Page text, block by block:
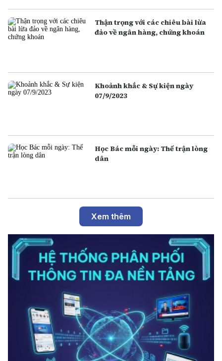
Thận trọng với các chiêu bài lừa
đảo về ngân hàng, chứng khoán
Khoảnh khắc & Sự kiện ngày
07/9/2023
Học Bác mỗi ngày: Thế trận lòng
dân
Xem thêm